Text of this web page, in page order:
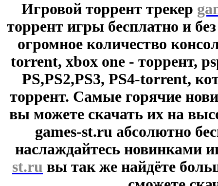
Игровой торрент трекер
торрент игры бесплатно и
огромное количество
torrent, xbox one - торрент,
PS,PS2,PS3, PS4-torrent,
торрент. Самые горячие
вы можете скачать их на
games-st.ru абсолютно
наслаждайтесь новинками
st.ru вы так же найдёте